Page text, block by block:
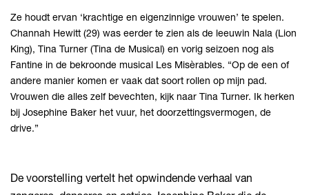
Ze houdt ervan ‘krachtige en eigenzinnige vrouwen’ te spelen.
Channah Hewitt (29) was eerder te zien als de leeuwin Nala (Lion
King), Tina Turner (Tina de Musical) en vorig seizoen nog als
Fantine in de bekroonde musical Les Misèrables. “Op de een of
andere manier komen er vaak dat soort rollen op mijn pad.
Vrouwen die alles zelf bevechten, kijk naar Tina Turner. Ik herken
bij Josephine Baker het vuur, het doorzettingsvermogen, de
drive.”
De voorstelling vertelt het opwindende verhaal van